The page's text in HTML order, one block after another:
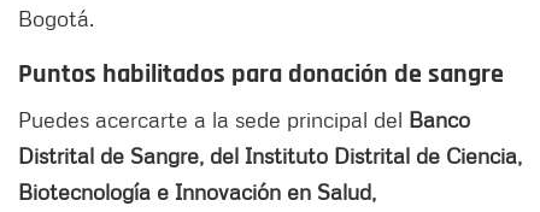
Bogotá.
Puntos habilitados para donación de sangre
Puedes acercarte a la sede principal del Banco
Distrital de Sangre, del Instituto Distrital de Ciencia,
Biotecnología e Innovación en Salud,